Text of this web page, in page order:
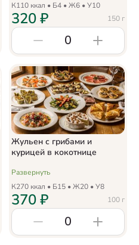
К110 ккал • Б4 • Ж6 • У10
150 г
320₽
0
Жульен с грибами и
курицей в кокотнице
Развернуть
К270 ккал • Б15 • Ж20 • У8
100 г
370₽
0